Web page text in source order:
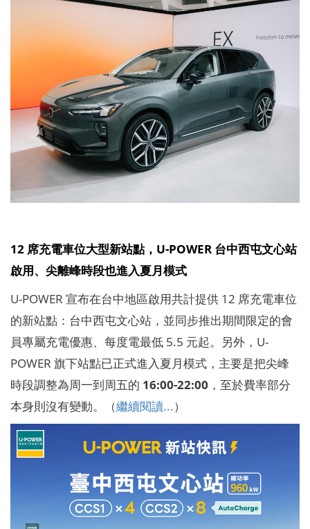
12 席充電車位大型新站點，U-POWER 台中西屯文心站
啟用、尖離峰時段也進入夏月模式
U-POWER 宣布在台中地區啟用共計提供 12 席充電車位
的新站點：台中西屯文心站，並同步推出期間限定的會
員專屬充電優惠、每度電最低 5.5 元起。另外，U-
POWER 旗下站點已正式進入夏月模式，主要是把尖峰
時段調整為周一到周五的 16:00-22:00 ，至於費率部分
本身則沒有變動。（繼續閱讀...）